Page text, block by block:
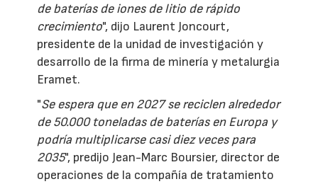
de baterías de iones de litio de rápido
crecimiento", dijo Laurent Joncourt,
presidente de la unidad de investigación y
desarrollo de la firma de minería y metalurgia
Eramet.
"Se espera que en 2027 se reciclen alrededor
de 50.000 toneladas de baterías en Europa y
podría multiplicarse casi diez veces para
2035", predijo Jean-Marc Boursier, director de
operaciones de la compañía de tratamiento